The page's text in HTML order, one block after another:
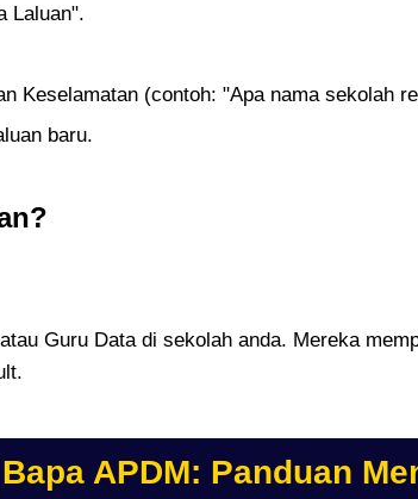
Laluan".
Keselamatan (contoh: "Apa nama sekolah
baru.
Guru Data di sekolah anda. Mereka
APDM: Panduan